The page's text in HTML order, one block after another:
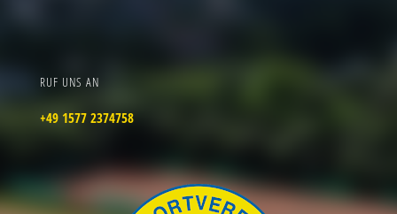
RUF UNS AN
+49 1577 2374758